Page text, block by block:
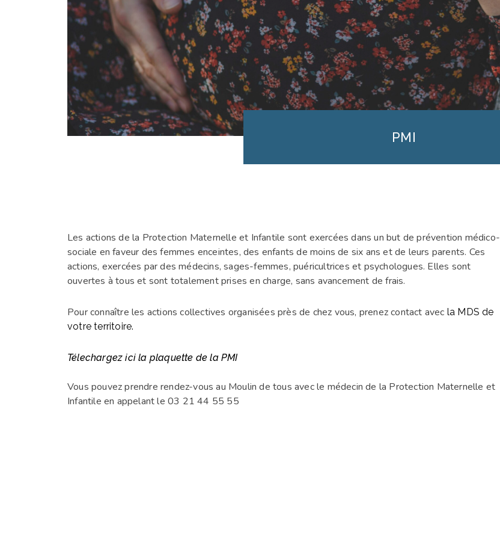
PMI
Les actions de la Protection Maternelle et Infantile sont exercées dans un but de prévention médico-
sociale en faveur des femmes enceintes, des enfants de moins de six ans et de leurs parents. Ces
actions, exercées par des médecins, sages-femmes, puéricultrices et psychologues. Elles sont
ouvertes à tous et sont totalement prises en charge, sans avancement de frais.
Pour connaître les actions collectives organisées près de chez vous, prenez contact avec la MDS de
votre territoire.
Télechargez ici la plaquette de la PMI
Vous pouvez prendre rendez-vous au Moulin de tous avec le médecin de la Protection Maternelle et
Infantile en appelant le 03 21 44 55 55